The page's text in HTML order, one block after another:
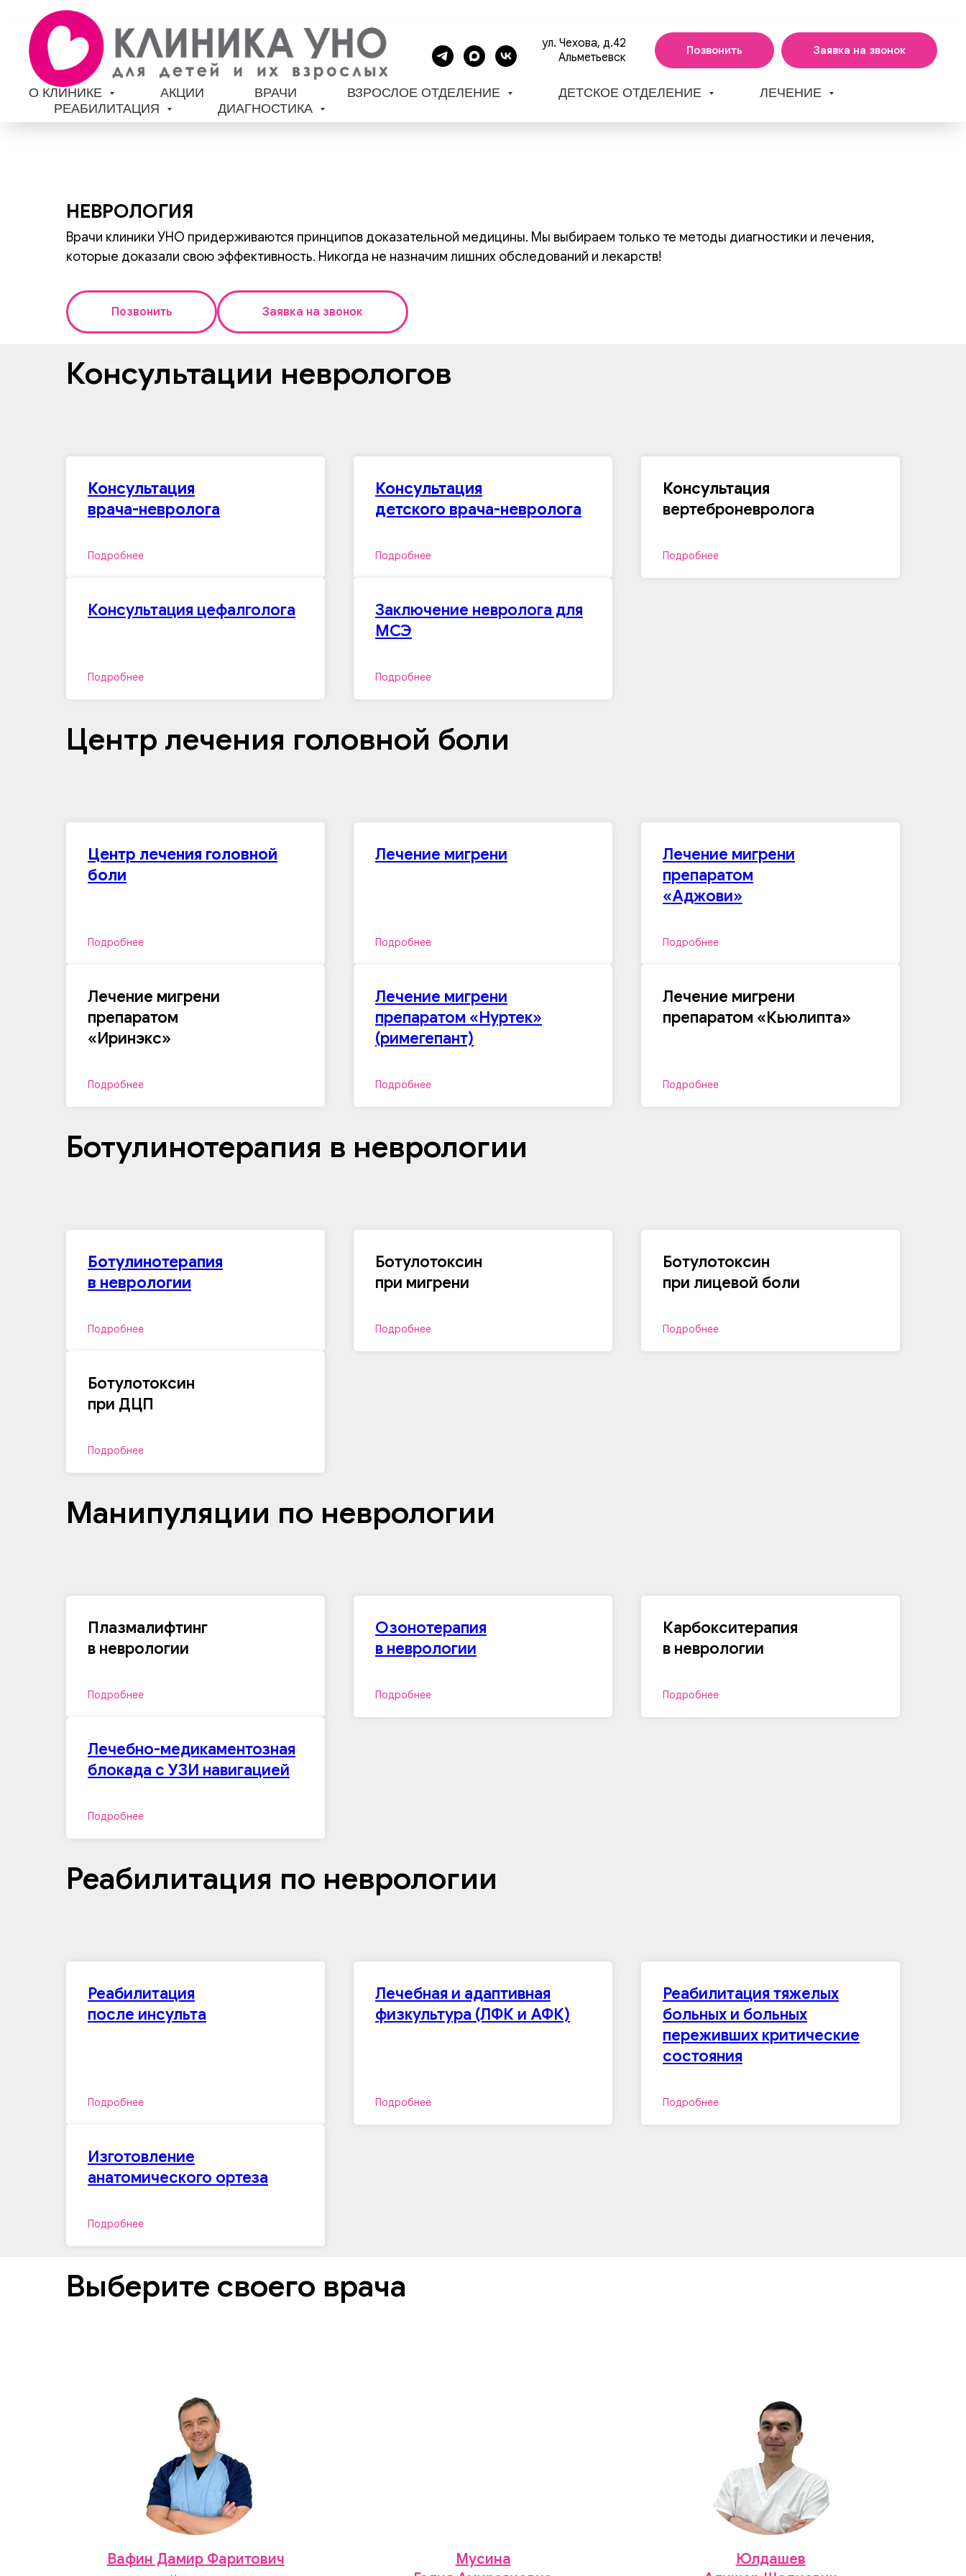
ул. Чехова, д.42
Альметьевск
Позвонить Заявка на звонок
О КЛИНИКЕ АКЦИИ ВРАЧИ ВЗРОСЛОЕ ОТДЕЛЕНИЕ ДЕТСКОЕ ОТДЕЛЕНИЕ
ЛЕЧЕНИЕ
РЕАБИЛИТАЦИЯ
ДИАГНОСТИКА
НЕВРОЛОГИЯ
Врачи клиники УНО придерживаются принципов доказательной медицины. Мы выбираем только те методы диагностики и лечения,
которые доказали свою эффективность. Никогда не назначим лишних обследований и лекарств!
Позвонить Заявка на звонок
Консультации неврологов
Консультация
врача-невролога
Подробнее
Консультация
детского врача-невролога
Подробнее
Консультация
вертеброневролога
Подробнее
Консультация цефалголога
Подробнее
Заключение невролога для
МСЭ
Подробнее
Центр лечения головной боли
Центр лечения головной
боли
Подробнее
Лечение мигрени
Подробнее
Лечение мигрени
препаратом
«Аджови»
Подробнее
Лечение мигрени
препаратом
«Иринэкс»
Подробнее
Лечение мигрени
препаратом «Нуртек»
(римегепант)
Подробнее
Лечение мигрени
препаратом «Кьюлипта»
Подробнее
Ботулинотерапия в неврологии
Ботулинотерапия
в неврологии
Подробнее
Ботулотоксин
при мигрени
Подробнее
Ботулотоксин
при лицевой боли
Подробнее
Ботулотоксин
при ДЦП
Подробнее
Манипуляции по неврологии
Плазмалифтинг
в неврологии
Подробнее
Озонотерапия
в неврологии
Подробнее
Карбокситерапия
в неврологии
Подробнее
Лечебно-медикаментозная
блокада с УЗИ навигацией
Подробнее
Реабилитация по неврологии
Реабилитация
после инсульта
Подробнее
Лечебная и адаптивная
физкультура (ЛФК и АФК)
Подробнее
Реабилитация тяжелых
больных и больных
переживших критические
состояния
Подробнее
Изготовление
анатомического ортеза
Подробнее
Выберите своего врача
Вафин Дамир Фаритович
Мусина
Юлдашев